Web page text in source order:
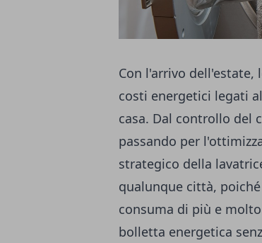
Con l'arrivo dell'estate,
costi energetici legati
casa. Dal controllo del
passando per
strategico della
qualunque città,
consuma di più e
bolletta energetica